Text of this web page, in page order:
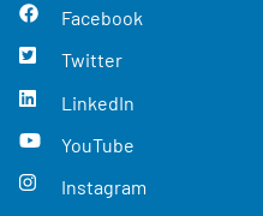
Facebook
Twitter
LinkedIn
YouTube
Instagram